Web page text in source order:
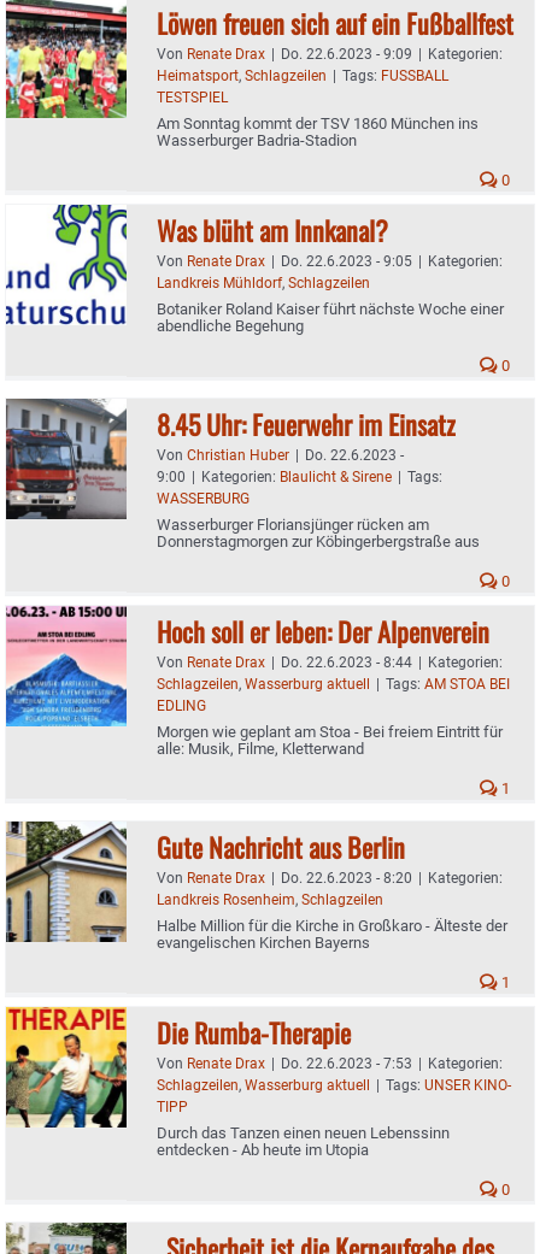
Löwen freuen sich auf ein Fußballfest
Von Renate Drax | Do. 22.6.2023 - 9:09 | Kategorien:
Heimatsport, Schlagzeilen | Tags: FUSSBALL
TESTSPIEL
Am Sonntag kommt der TSV 1860 München ins
Wasserburger Badria-Stadion
0
Was blüht am Innkanal?
Von Renate Drax | Do. 22.6.2023 - 9:05 | Kategorien:
Landkreis Mühldorf, Schlagzeilen
Botaniker Roland Kaiser führt nächste Woche einer
abendliche Begehung
0
8.45 Uhr: Feuerwehr im Einsatz
Von Christian Huber | Do. 22.6.2023 -
9:00 | Kategorien: Blaulicht & Sirene | Tags:
WASSERBURG
Wasserburger Floriansjünger rücken am
Donnerstagmorgen zur Köbingerbergstraße aus
0
Hoch soll er leben: Der Alpenverein
Von Renate Drax | Do. 22.6.2023 - 8:44 | Kategorien:
Schlagzeilen, Wasserburg aktuell | Tags: AM STOA BEI
EDLING
Morgen wie geplant am Stoa - Bei freiem Eintritt für
alle: Musik, Filme, Kletterwand
1
Gute Nachricht aus Berlin
Von Renate Drax | Do. 22.6.2023 - 8:20 | Kategorien:
Landkreis Rosenheim, Schlagzeilen
Halbe Million für die Kirche in Großkaro - Älteste der
evangelischen Kirchen Bayerns
1
Die Rumba-Therapie
Von Renate Drax | Do. 22.6.2023 - 7:53 | Kategorien:
Schlagzeilen, Wasserburg aktuell | Tags: UNSER KINO-
TIPP
Durch das Tanzen einen neuen Lebenssinn
entdecken - Ab heute im Utopia
0